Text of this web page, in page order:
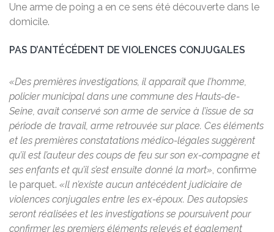
Une arme de poing a en ce sens été découverte dans le
domicile.
PAS D’ANTÉCÉDENT DE VIOLENCES CONJUGALES
«Des premières investigations, il apparaît que l’homme,
policier municipal dans une commune des Hauts-de-
Seine, avait conservé son arme de service à l’issue de sa
période de travail, arme retrouvée sur place. Ces éléments
et les premières constatations médico-légales suggèrent
qu’il est l’auteur des coups de feu sur son ex-compagne et
ses enfants et qu’il s’est ensuite donné la mort», confirme
le parquet. «Il n’existe aucun antécédent judiciaire de
violences conjugales entre les ex-époux. Des autopsies
seront réalisées et les investigations se poursuivent pour
confirmer les premiers éléments relevés et également